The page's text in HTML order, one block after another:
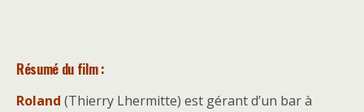
Résumé du film :
Roland (Thierry Lhermitte) est gérant d’un bar à